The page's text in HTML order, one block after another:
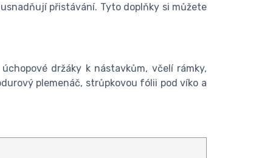
přistávání. Tyto doplňky si můžete
držáky k nástavkům, včelí rámky,
plemenáč, strůpkovou fólii pod víko a